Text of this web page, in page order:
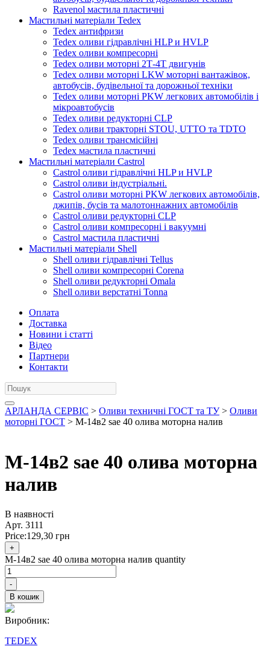
Ravenol мастила пластичні
Мастильні матеріали Tedex
Tedex антифризи
Tedex оливи гідравлічні HLP и HVLP
Tedex оливи компресорні
Tedex оливи моторні 2Т-4Т двигунів
Tedex оливи моторні LKW моторні вантажівок,
автобусів, будівельної та дорожньої техніки
Tedex оливи моторні PKW легкових автомобілів і
мікроавтобусів
Tedex оливи редукторні CLP
Tedex оливи тракторні STOU, UTTO та TDTO
Tedex оливи трансмісійні
Tedex мастила пластичні
Мастильні матеріали Castrol
Castrol оливи гідравлічні HLP и HVLP
Castrol оливи індустріальні.
Castrol оливи моторні PKW легкових автомобілів,
джипів, бусів та малотоннажних автомобілів
Castrol оливи редукторні CLP
Castrol оливи компресорні і вакуумні
Castrol мастила пластичні
Мастильні матеріали Shell
Shell оливи гідравлічні Tellus
Shell оливи компресорні Corena
Shell оливи редукторні Omala
Shell оливи верстатні Tonna
Оплата
Доставка
Новини і статті
Відео
Партнери
Контакти
АРЛАНДА СЕРВІС > Оливи техничні ГОСТ та ТУ> Оливи
моторні ГОСТ > М-14в2 sae 40 олива моторна налив
М-14в2 sae 40 олива моторна
налив
В наявності
Арт. 3111
Price:129,30 грн
+
М-14в2 sae 40 олива моторна налив quantity
-
В кошик
Виробник:
TEDEX